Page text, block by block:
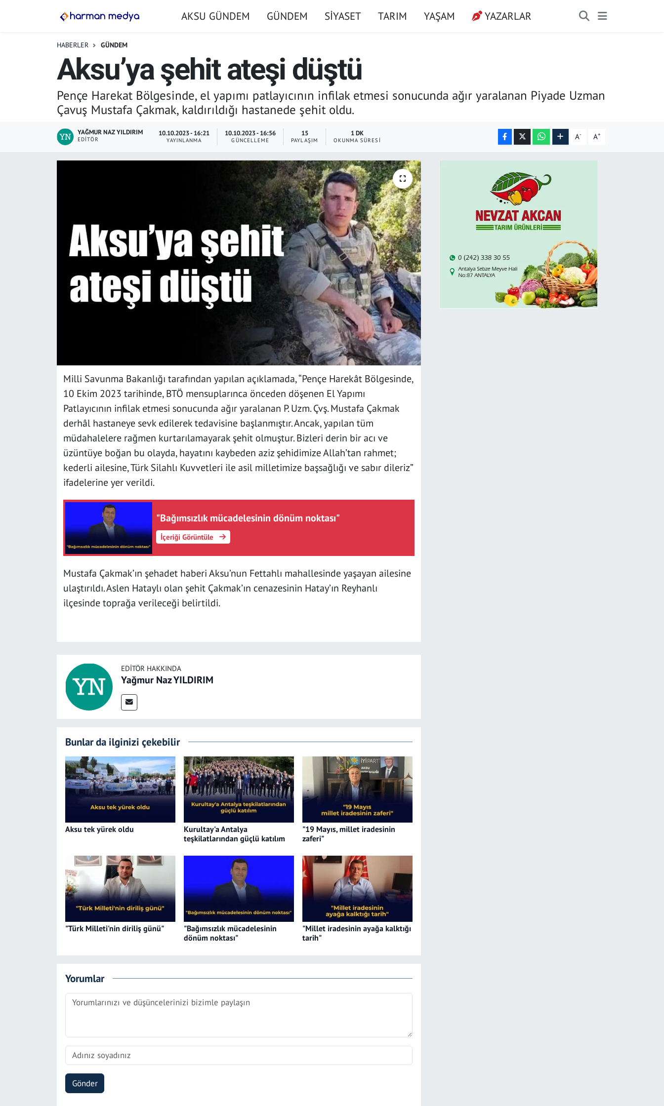
AKSU GÜNDEM GÜNDEM SİYASET TARIM YAŞAM YAZARLAR
HABERLER GÜNDEM
Aksu’ya şehit ateşi düştü
Pençe Harekat Bölgesinde, el yapımı patlayıcının infilak etmesi sonucunda ağır yaralanan Piyade Uzman
Çavuş Mustafa Çakmak, kaldırıldığı hastanede şehit oldu.
YAĞMUR NAZ YILDIRIM
EDITÖR
10.10.2023 - 16:21
YAYINLANMA
10.10.2023 - 16:56
GÜNCELLEME
15
PAYLAŞIM
1 DK
OKUNMA SÜRESI A- A+
Milli Savunma Bakanlığı tarafından yapılan açıklamada, “Pençe Harekât Bölgesinde,
10 Ekim 2023 tarihinde, BTÖ mensuplarınca önceden döşenen El Yapımı
Patlayıcının infilak etmesi sonucunda ağır yaralanan P. Uzm. Çvş. Mustafa Çakmak
derhâl hastaneye sevk edilerek tedavisine başlanmıştır. Ancak, yapılan tüm
müdahalelere rağmen kurtarılamayarak şehit olmuştur. Bizleri derin bir acı ve
üzüntüye boğan bu olayda, hayatını kaybeden aziz şehidimize Allah’tan rahmet;
kederli ailesine, Türk Silahlı Kuvvetleri ile asil milletimize başsağlığı ve sabır dileriz”
ifadelerine yer verildi.
"Bağımsızlık mücadelesinin dönüm noktası"
İçeriği Görüntüle
Mustafa Çakmak’ın şehadet haberi Aksu’nun Fettahlı mahallesinde yaşayan ailesine
ulaştırıldı. Aslen Hataylı olan şehit Çakmak’ın cenazesinin Hatay’ın Reyhanlı
ilçesinde toprağa verileceği belirtildi.
EDITÖR HAKKINDA
Yağmur Naz YILDIRIM
Bunlar da ilginizi çekebilir
Aksu tek yürek oldu
Kurultay'a Antalya
teşkilatlarından güçlü katılım
"19 Mayıs, millet iradesinin
zaferi"
"Türk Milleti'nin diriliş günü"
"Bağımsızlık mücadelesinin
dönüm noktası"
"Millet iradesinin ayağa kalktığı
tarih"
Yorumlar
Gönder
AKSU GÜNDEM
YEREL YÖNETİMLER
EKONOMİ
KÜLTÜR SANAT
İstanbul Hava Durumu
İstanbul Trafik Yoğunluk Haritası
Süper Lig Puan Durumu ve Fikstür
Tüm Manşetler
Son Dakika Haberleri